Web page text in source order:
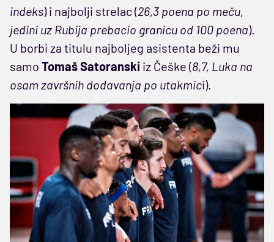
indeks) i najbolji strelac (26,3 poena po meču,
jedini uz Rubija prebacio granicu od 100 poena).
U borbi za titulu najboljeg asistenta beži mu
samo Tomaš Satoranski iz Češke (8,7, Luka na
osam završnih dodavanja po utakmici).